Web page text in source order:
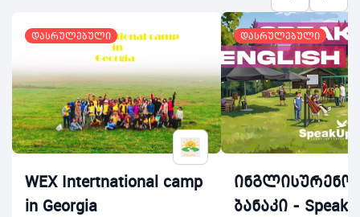
დასრულებული
WEX Intertnational camp
in Georgia
დასრულებული
ბანაკი -